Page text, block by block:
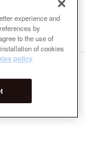
experience and
by
to the use of
of cookies
policy